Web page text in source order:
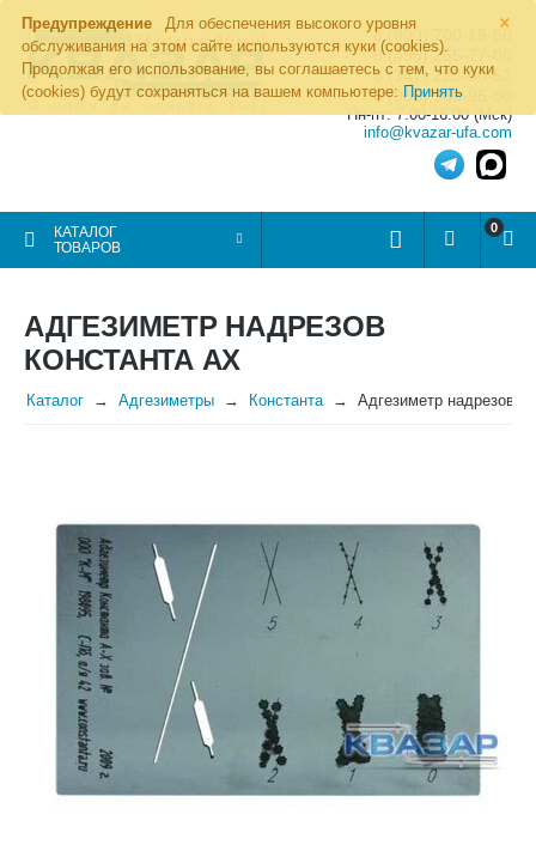
×
Предупреждение
Для обеспечения высокого уровня
обслуживания на этом сайте используются куки (cookies).
Продолжая его использование, вы соглашаетесь с тем, что куки
(cookies) будут сохраняться на вашем компьютере: Принять
8 (800) 700-19-50
8 (495) 255-77-08
8 (347) 225-00-52
8 (986) 963-95-80
Пн-пт: 7.00-16.00 (Мск)
info@kvazar-ufa.com
КАТАЛОГ
ТОВАРОВ
0
АДГЕЗИМЕТР НАДРЕЗОВ
КОНСТАНТА АХ
Каталог Адгезиметры Константа Адгезиметр надрезов